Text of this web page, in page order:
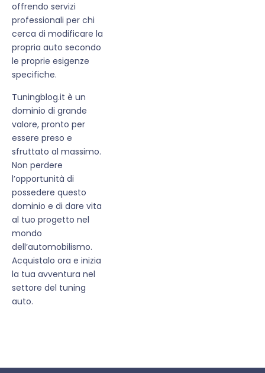
offrendo servizi
professionali per chi
cerca di modificare la
propria auto secondo
le proprie esigenze
specifiche.
Tuningblog.it è un
dominio di grande
valore, pronto per
essere preso e
sfruttato al massimo.
Non perdere
l’opportunità di
possedere questo
dominio e di dare vita
al tuo progetto nel
mondo
dell’automobilismo.
Acquistalo ora e inizia
la tua avventura nel
settore del tuning
auto.